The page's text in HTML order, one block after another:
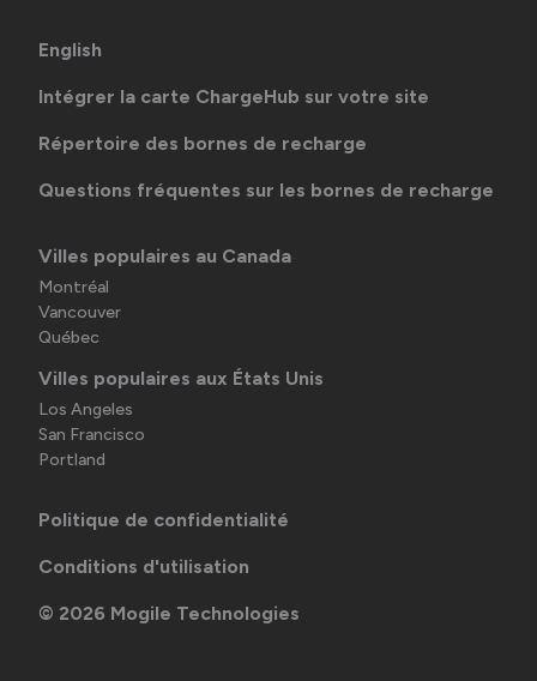
English
Intégrer la carte ChargeHub sur votre site
Répertoire des bornes de recharge
Questions fréquentes sur les bornes de recharge
Villes populaires au Canada
Montréal
Vancouver
Québec
Villes populaires aux États Unis
Los Angeles
San Francisco
Portland
Politique de confidentialité
Conditions d'utilisation
© 2026 Mogile Technologies